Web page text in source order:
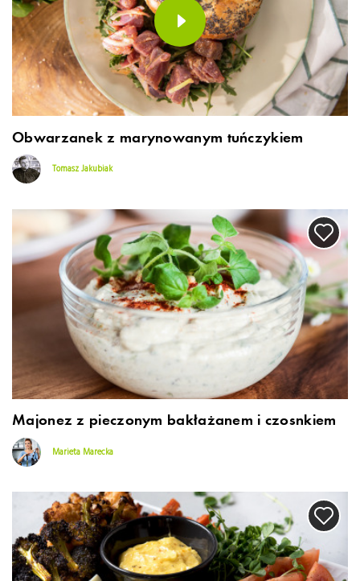
Obwarzanek z marynowanym tuńczykiem
Tomasz Jakubiak
Majonez z pieczonym bakłażanem i czosnkiem
Marieta Marecka